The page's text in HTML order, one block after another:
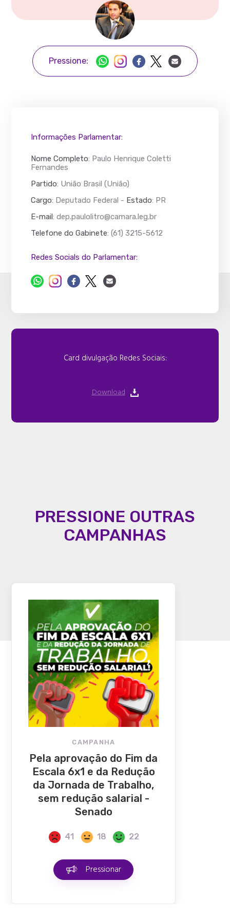
Pressione:
Informações Parlamentar:
Nome Completo: Paulo Henrique Coletti
Fernandes
Partido: União Brasil (União)
Cargo: Deputado Federal - Estado: PR
E-mail:dep.paulolitro@camara.leg.br
Telefone do Gabinete: (61) 3215-5612
Redes Socials do Parlamentar:
Card divulgação Redes Sociais:
Download
PRESSIONE OUTRAS
CAMPANHAS
CAMPANHA
Pela aprovação do Fim da
Escala 6x1 e da Redução
da Jornada de Trabalho,
sem redução salarial -
Senado
41 18 22
Pressionar